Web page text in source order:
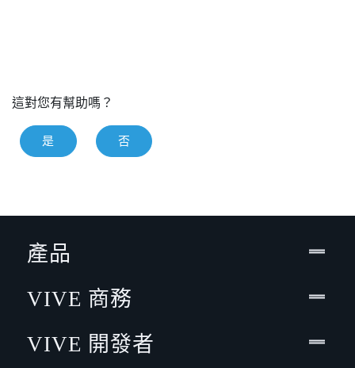
這對您有幫助嗎？
是 否
產品
VIVE 商務
VIVE 開發者